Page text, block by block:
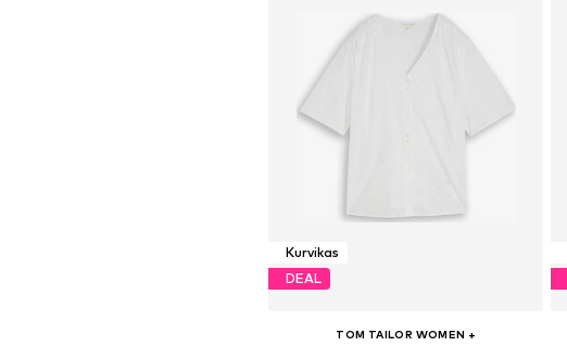
Kurvikas
DEAL
TOM TAILOR WOMEN +